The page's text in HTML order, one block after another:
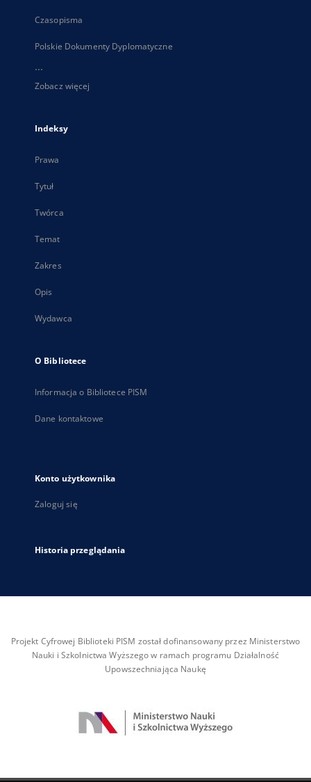
Czasopisma
Polskie Dokumenty Dyplomatyczne
...
Zobacz więcej
Indeksy
Prawa
Tytuł
Twórca
Temat
Zakres
Opis
Wydawca
O Bibliotece
Informacja o Bibliotece PISM
Dane kontaktowe
Konto użytkownika
Zaloguj się
Historia przeglądania
Projekt Cyfrowej Biblioteki PISM został dofinansowany przez Ministerstwo
Nauki i Szkolnictwa Wyższego w ramach programu Działalność
Upowszechniająca Naukę